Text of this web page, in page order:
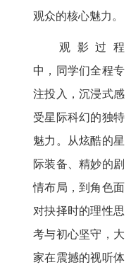
观众的核心魅力。
观影过程
中，同学们全程专
注投入，沉浸式感
受星际科幻的独特
魅力。从炫酷的星
际装备、精妙的剧
情布局，到角色面
对抉择时的理性思
考与初心坚守，大
家在震撼的视听体